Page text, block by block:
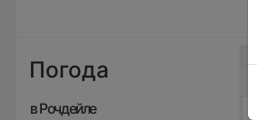
Погода
в Рочдейле